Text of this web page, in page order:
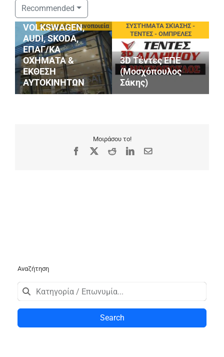
Recommended
Συνεργεία - Φανοποιεία
ΣΤΑΘΟΠΟΥΛΟΣ
SERVICE
VOLKSWAGEN,
AUDI, SKODA,
ΕΠΑΓ/ΚΑ
ΟΧΗΜΑΤΑ &
ΕΚΘΕΣΗ
ΑΥΤΟΚΙΝΗΤΩΝ
ΣΥΣΤΉΜΑΤΑ ΣΚΊΑΣΗΣ -
ΤΕΝΤΕΣ - ΟΜΠΡΕΛΕΣ
3D Τέντες ΕΠΕ
(Μοσχόπουλος
Σάκης)
Μοιράσου το!
Facebook RedditLinkedIn
Email
Αναζήτηση
Search